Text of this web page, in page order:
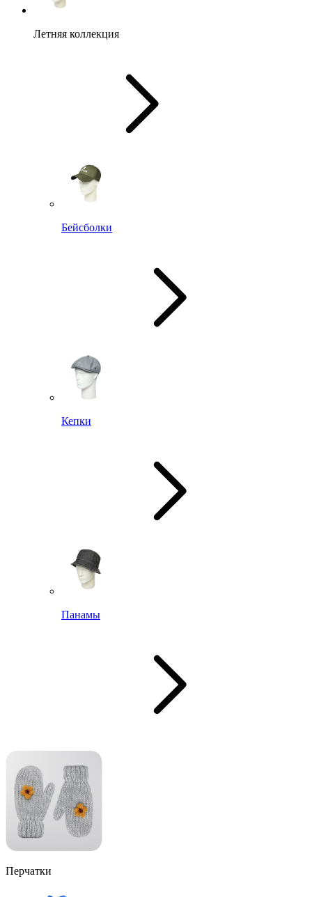
Летняя коллекция
Бейсболки
Кепки
Панамы
Перчатки